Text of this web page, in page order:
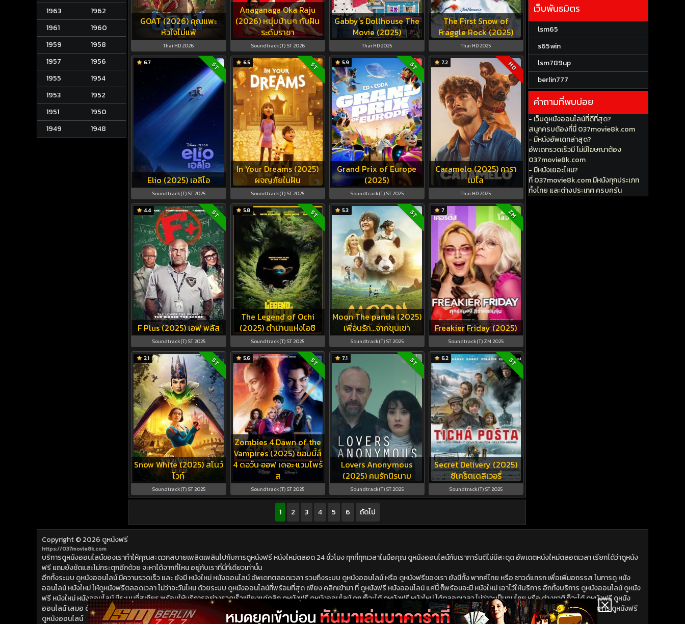
1963
1962
1961
1960
1959
1958
1957
1956
1955
1954
1953
1952
1951
1950
1949
1948
GOAT (2026) คุณแพะ
หัวใจไม่แพ้
Thai HD 2026
Anaganaga Oka Raju
(2026) หนุ่มบ้านๆ กับฝัน
ระดับราชา
Soundtrack(T) ST 2026
Gabby’s Dollhouse The
Movie (2025)
Thai HD 2025
The First Snow of
Fraggle Rock (2025)
Thai HD 2025
Elio (2025) เอลิโอ
6.7 ST
Soundtrack(T) ST 2025
In Your Dreams (2025)
ผจญภัยในฝัน
6.5 ST
Soundtrack(T) ST 2025
Grand Prix of Europe
(2025)
5.9 ST
Soundtrack(T) ST 2025
Caramelo (2025) คารา
เมโล
7.2 HD
Thai HD 2025
F Plus (2025) เอฟ พลัส
4.4 ST
Soundtrack(T) ST 2025
The Legend of Ochi
(2025) ตำนานแห่งโอชิ
5.8 ST
Soundtrack(T) ST 2025
Moon The panda (2025)
เพื่อนรัก…จากขุนเขา
5.3 ST
Soundtrack(T) ST 2025
Freakier Friday (2025)
7 ZM
Soundtrack(T) ZM 2025
Snow White (2025) สโนว์
ไวท์
2.1 ST
Soundtrack(T) ST 2025
Zombies 4 Dawn of the
Vampires (2025) ซอมบี้ส์
4 ดอว์น ออฟ เดอะ แวมไพร์
ส
5.6 ST
Soundtrack(T) ST 2025
Lovers Anonymous
(2025) คนรักนิรนาม
7.1 ST
Soundtrack(T) ST 2025
Secret Delivery (2025)
ซีเคร็ตเดลิเวอรี่
6.2 ST
Soundtrack(T) ST 2025
1 2 3 4 5 6 ถัดไป
เว็บพันธมิตร
lsm65
s65win
lsm789up
berlin777
คำถามที่พบบ่อย
- เว็บดูหนังออนไลน์ที่ดีที่สุด?
สนุกครบต้องที่นี่ 037movie8k.com
- มีหนังอัพเดทล่าสุด?
อัพเดทรวดเร็วมี ไม่มีโฆษณาต้อง
037movie8k.com
- มีหนังเยอะไหม?
ที่ 037movie8k.com มีหนังทุกประเภท
ทั้งไทย และต่างประเทศ ครบครัน
Copyright © 2026 ดูหนังฟรี
https://037movie8k.com
บริการดูหนังออนไลน์ของเราทำให้คุณสะดวกสบายเพลิดเพลินไปกับการดูหนังฟรี หนังใหม่ตลอด 24 ชั่วโมง ทุกที่ทุกเวลาในมือคุณ ดูหนังออนไลน์กับเราการันตีไม่มีสะดุด อัพเดตหนังใหม่ตลอดเวลา เรียกได้ว่าดูหนัง
ฟรี แถมยังชัดและไม่กระตุกอีกด้วย จะหาได้จากที่ไหน อยู่กับเราที่นี่ที่เดียวเท่านั้น
อีกทั้งระบบ ดูหนังออนไลน์ มีความรวดเร็ว และ ยังมี หนังใหม่ หนังออนไลน์ อัพเดทตลอดเวลา รวมถึงระบบ ดูหนังออนไลน์ หรือ ดูหนังฟรีของเรา ยังมีทั้ง พากค์ไทย หรือ ซาวด์แทรก เพื่อเพิ่มอถรรส ในการดู หนัง
ออนไลน์ หนังใหม่ ให้ดูหนังฟรีตลอดเวลา ไม่ว่าจะวันไหน ด้วยระบบ ดูหนังออนไลน์ที่พร้อมที่สุด เพียง คลิกเข้ามา ที่ ดูหนังฟรี หนังออนไลน์ แค่นี้ ก็พร้อมจะมี หนังใหม่ เอาไว้ให้บริการ อีกทั้งบริการ ดูหนังออนไลน์ ดูหนัง
ฟรี หนังใหม่ หนังออนไลน์ มีระบบที่สเถียร พร้อมให้บริการอย่างรวดเร็วเพียงแค่คลิก ดูหนังฟรี ดูหนังออนไลน์ คุณก็จะได้ ดูหนังฟรี หนังใหม่ ได้ตลอดเวลา ไม่ว่าจะเป็นคนไทย หรือ ต่างชาติ ก็จะได้ ดูหนังฟรี ดูหนัง
ออนไลน์ เสมอ ด้วย หนังใหม่ ที่เราเพิ่มเข้ามาอย่างต่อเนื่อง ดูหนังฟรี ดูหนังออนไลน์ ไม่ต้องไปหาไหนไกล หนังใหม่ หนังออนไลน์ มาใหม่ชนโรง หรือ หนังใหม่ เพิ่งออก หนังออนไลน์ เราก็พร้อมจะน้าเสนอการ ดูหนังฟรี
ดูหนังออนไลน์